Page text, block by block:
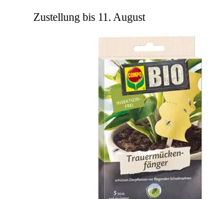
Zustellung bis 11. August